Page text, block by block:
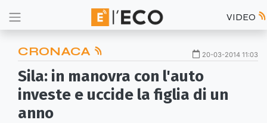
VIDEO
CRONACA 20-03-2014 11:03
Sila: in manovra con l'auto
investe e uccide la figlia di un
anno